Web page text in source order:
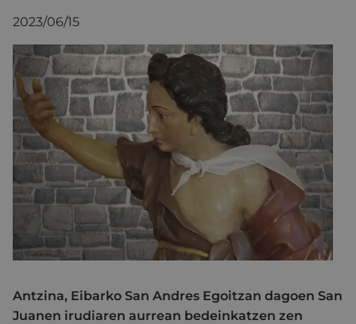
2023/06/15
Antzina, Eibarko San Andres Egoitzan dagoen San
Juanen irudiaren aurrean bedeinkatzen zen